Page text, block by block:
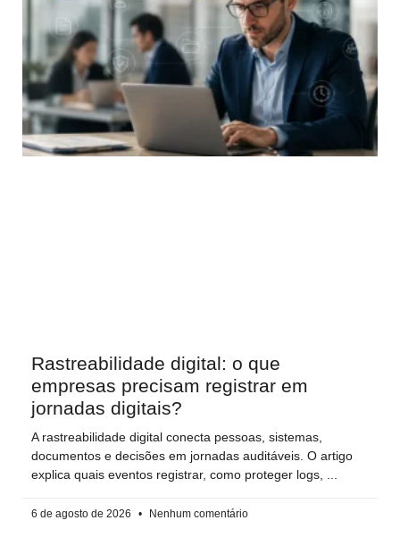
Rastreabilidade digital: o que
empresas precisam registrar em
jornadas digitais?
A rastreabilidade digital conecta pessoas, sistemas,
documentos e decisões em jornadas auditáveis. O artigo
explica quais eventos registrar, como proteger logs,
6 de agosto de 2026 Nenhum comentário